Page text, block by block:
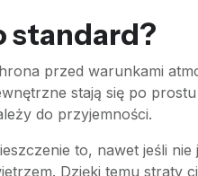
standard?
przed warunkami
stają się po
do przyjemności.
to, nawet jeśli
Dzięki temu straty